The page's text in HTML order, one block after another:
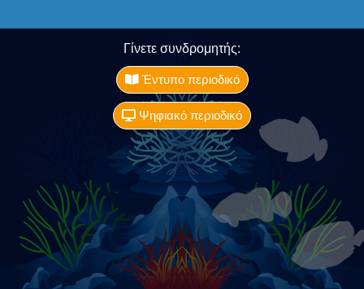
Γίνετε συνδρομητής:
Έντυπο περιοδικό
Ψηφιακό περιοδικό